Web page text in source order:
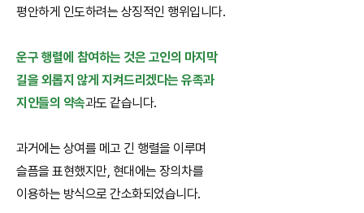
평안하게 인도하려는 상징적인 행위입니다.
운구 행렬에 참여하는 것은 고인의 마지막
길을 외롭지 않게 지켜드리겠다는 유족과
지인들의 약속과도 같습니다.
과거에는 상여를 메고 긴 행렬을 이루며
슬픔을 표현했지만, 현대에는 장의차를
이용하는 방식으로 간소화되었습니다.